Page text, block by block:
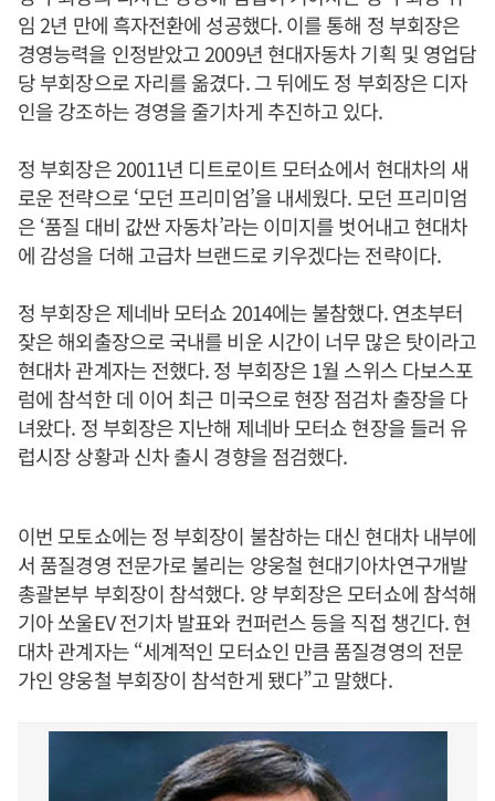
임 2년 만에 흑자전환에 성공했다. 이를 통해 정 부회장은
경영능력을 인정받았고 2009년 현대자동차 기획 및 영업담
당 부회장으로 자리를 옮겼다. 그 뒤에도 정 부회장은 디자
인을 강조하는 경영을 줄기차게 추진하고 있다.
정 부회장은 20011년 디트로이트 모터쇼에서 현대차의 새
로운 전략으로 ‘모던 프리미엄’을 내세웠다. 모던 프리미엄
은 ‘품질 대비 값싼 자동차’라는 이미지를 벗어내고 현대차
에 감성을 더해 고급차 브랜드로 키우겠다는 전략이다.
정 부회장은 제네바 모터쇼 2014에는 불참했다. 연초부터
잦은 해외출장으로 국내를 비운 시간이 너무 많은 탓이라고
현대차 관계자는 전했다. 정 부회장은 1월 스위스 다보스포
럼에 참석한 데 이어 최근 미국으로 현장 점검차 출장을 다
녀왔다. 정 부회장은 지난해 제네바 모터쇼 현장을 들러 유
럽시장 상황과 신차 출시 경향을 점검했다.
이번 모토쇼에는 정 부회장이 불참하는 대신 현대차 내부에
서 품질경영 전문가로 불리는 양웅철 현대기아차연구개발
총괄본부 부회장이 참석했다. 양 부회장은 모터쇼에 참석해
기아 쏘울EV 전기차 발표와 컨퍼런스 등을 직접 챙긴다. 현
대차 관계자는 “세계적인 모터쇼인 만큼 품질경영의 전문
가인 양웅철 부회장이 참석한게 됐다”고 말했다.